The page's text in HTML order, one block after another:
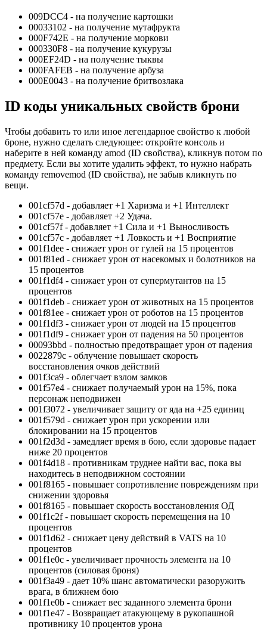
009DCC4 - на получение картошки
00033102 - на получение мутафрукта
000F742E - на получение моркови
000330F8 - на получение кукурузы
000EF24D - на получение тыквы
000FAFEB - на получение арбуза
000E0043 - на получение бритвозлака
ID коды уникальных свойств брони
Чтобы добавить то или иное легендарное свойство к любой
броне, нужно сделать следующее: откройте консоль и
наберите в ней команду amod (ID свойства), кликнув потом по
предмету. Если вы хотите удалить эффект, то нужно набрать
команду removemod (ID свойства), не забыв кликнуть по
вещи.
001cf57d - добавляет +1 Харизма и +1 Интеллект
001cf57e - добавляет +2 Удача.
001cf57f - добавляет +1 Сила и +1 Выносливость
001cf57c - добавляет +1 Ловкость и +1 Восприятие
001f1dee - снижает урон от гулей на 15 процентов
001f81ed - снижает урон от насекомых и болотников на
15 процентов
001f1df4 - снижает урон от супермутантов на 15
процентов
001f1deb - снижает урон от животных на 15 процентов
001f81ee - снижает урон от роботов на 15 процентов
001f1df3 - снижает урон от людей на 15 процентов
001f1df9 - снижает урон от падения на 50 процентов
00093bbd - полностью предотвращает урон от падения
0022879c - облучение повышает скорость
восстановления очков действий
001f3ca9 - облегчает взлом замков
001f57e4 - снижает получаемый урон на 15%, пока
персонаж неподвижен
001f3072 - увеличивает защиту от яда на +25 единиц
001f579d - снижает урон при ускорении или
блокировании на 15 процентов
001f2d3d - замедляет время в бою, если здоровье падает
ниже 20 процентов
001f4d18 - противникам труднее найти вас, пока вы
находитесь в неподвижном состоянии
001f8165 - повышает сопротивление повреждениям при
снижении здоровья
001f8165 - повышает скорость восстановления ОД
001f1c2f - повышает скорость перемещения на 10
процентов
001f1d62 - снижает цену действий в VATS на 10
процентов
001f1e0c - увеличивает прочность элемента на 10
процентов (силовая броня)
001f3a49 - дает 10% шанс автоматически разоружить
врага, в ближнем бою
001f1e0b - снижает вес заданного элемента брони
001f1e47 - Возвращает атакующему в рукопашной
противнику 10 процентов урона